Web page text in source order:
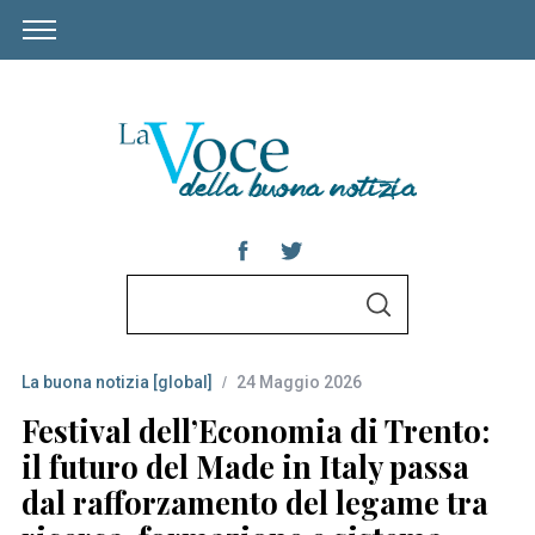
r
c
h
f
o
S
La buona notizia [global] 24 Maggio 2026
Festival dell’Economia di Trento:
il futuro del Made in Italy passa
dal rafforzamento del legame tra